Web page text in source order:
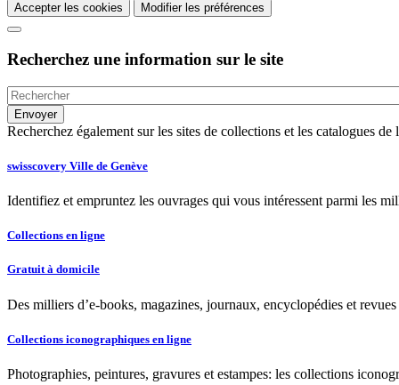
Accepter les cookies Modifier les préférences
Recherchez une information sur le site
Recherchez également sur les sites de collections et les catalogues
swisscovery Ville de Genève
Identifiez et empruntez les ouvrages qui vous intéressent parmi les
Collections en ligne
Gratuit à domicile
Des milliers d’e-books, magazines, journaux, encyclopédies et
Collections iconographiques en ligne
Photographies, peintures, gravures et estampes: les collections